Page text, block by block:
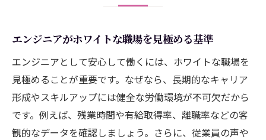
エンジニアがホワイトな職場を見極める基準
エンジニアとして安心して働くには、ホワイトな職場を
見極めることが重要です。なぜなら、長期的なキャリア
形成やスキルアップには健全な労働環境が不可欠だから
です。例えば、残業時間や有給取得率、離職率などの客
観的なデータを確認しましょう。さらに、従業員の声や